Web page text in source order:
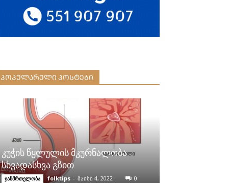
ᲞᲝᲞᲣᲚᲐᲠᲣᲚᲘ ᲞᲝᲡᲢᲔᲑᲘ
კუჭის წყლულის მკურნალობა
სხვადასხვა გზით
ჯანმრთელობა folktips - მაისი 4, 2022 0